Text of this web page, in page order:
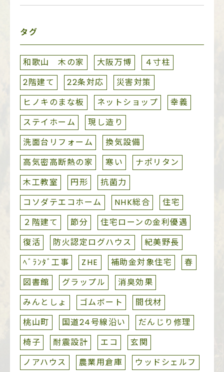
タグ
和歌山 木の家 大阪万博
４寸柱
2階建て
22条対応
災害対策
ヒノキのまな板
ネットショップ
幸義
ステイホーム
現し造り
洗面台リフォーム
換気設備
高気密高断熱の家
寒い
ナポリタン
木工教室
円形
抗菌力
コソダテエコホーム
NHK総合
住宅
２階建て
節分
住宅ローンの金利優遇
復活
防火認定ログハウス
紀美野長
ﾍﾞﾗﾝﾀﾞ工事
ZHE 補助金対象住宅
春
図書館
グラップル
消臭効果
みんとしょ
ゴムボート
間伐材
桃山町
国道24号線沿い
だんじり修理
椅子
耐震設計 エコ
玄関
ノアハウス
農業用倉庫
ウッドシェルフ